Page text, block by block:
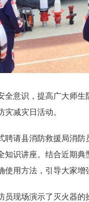
全意识，提高广大师
灾减灾日活动。
聘请县消防救援局消
知识讲座。结合近期
使用方法，引导大家
员现场演示了灭火器